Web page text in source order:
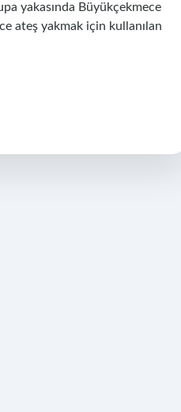
yakasında Büyükçekmece
ateş yakmak için kullanılan